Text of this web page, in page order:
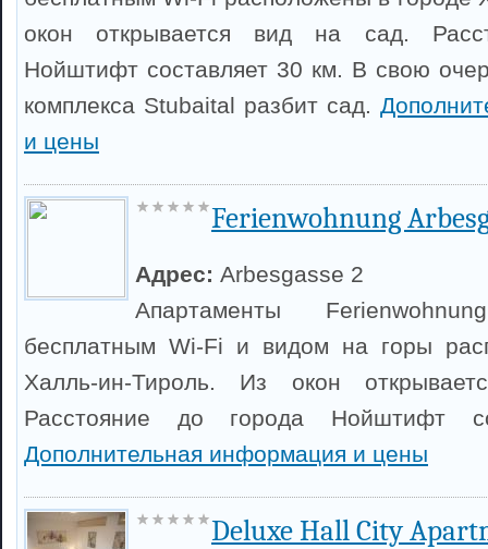
окон открывается вид на сад.
Нойштифт составляет 30 км. В свою
комплекса Stubaital разбит сад.
и цены
Ferienwohnung
Адрес: Arbesgasse 2
Апартаменты
бесплатным Wi-Fi и видом на горы
Халль-ин-Тироль. Из окон
Расстояние до города Нойштифт
Дополнительная информация и цены
Deluxe Hall City